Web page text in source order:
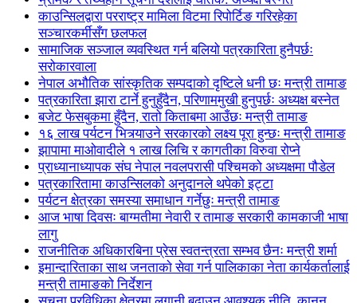
काउन्सिलद्वारा परराष्ट्र मामिला विटमा रिपोर्टिङ गरिरहेका
सञ्चारकर्मीसँग छलफल
सामाजिक सञ्जाल व्यवस्थित गर्न बलियो पत्रकारिता हुनैपर्छः
सरोकारवाला
नेपाल अभौतिक सांस्कृतिक सम्पदाको दृष्टिले धनी छः मन्त्री तामाङ
पत्रकारिता झारा टार्ने हुनुहुँदैन, परिणाममुखी हुनुपर्छः अध्यक्ष बस्नेत
बजेट फेसबुकमा हुँदैन, रातो किताबमा आउँछः मन्त्री तामाङ
१६ लाख पर्यटन भित्र्याउने सरकारको लक्ष्य पूरा हुन्छः मन्त्री तामाङ
झापामा माओवादीले १ लाख लिचि र कागतीका विरुवा रोप्ने
प्राध्यानाध्यापक संघ नेपाल नवलपरासी पश्चिमको अध्यक्षमा पौडेल
पत्रकारितामा काउन्सिलको अनुदानले थपेको इट्टा
पर्यटन क्षेत्रका समस्या समाधान गर्नेछुः मन्त्री तामाङ
आज भाषा दिवसः बाग्मतीमा नेवारी र तामाङ सरकारी कामकाजी भाषा
लागु
राजनीतिक अधिकारबिना प्रेस स्वतन्त्रता सम्भव छैनः मन्त्री शर्मा
इमान्दारिताका साथ जनताकाे सेवा गर्न पालिकाका नेता कार्यकर्तालाई
मन्त्री तामाङको निर्देशन